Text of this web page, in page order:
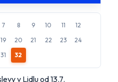
7 8 9 10 11
12
19 20 21 22 23
24
31 32
v Lidlu od 13.7.
Tesco
Drogerie, kosmetika
Nábytek